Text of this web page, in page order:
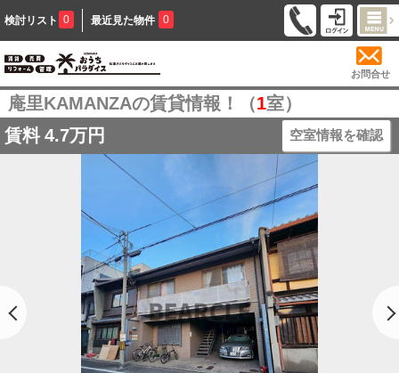
検討リスト 0 最近見た物件 0
お問合せ
庵里KAMANZAの賃貸情報！（1室）
賃料 4.7万円 空室情報を確認